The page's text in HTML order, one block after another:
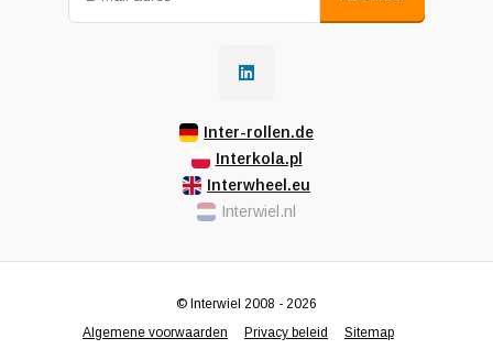
Inter-rollen.de
Interkola.pl
Interwheel.eu
Interwiel.nl
Algemene voorwaarden Privacy beleid Sitemap
© Interwiel 2008 - 2026